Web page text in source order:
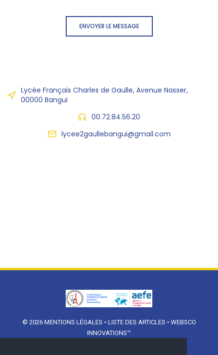
ENVOYER LE MESSAGE
Lycée Français Charles de Gaulle, Avenue Nasser,
00000 Bangui
00.72.84.56.20
lycee2gaullebangui@gmail.com
© 2026 MENTIONS LÉGALES • LISTE DES ARTICLES • WEBSCO
INNOVATIONS™